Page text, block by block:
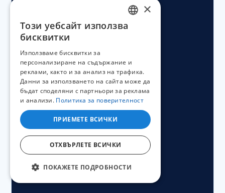
BULGARIAN
×
Този уебсайт използва
бисквитки
Използваме бисквитки за
персонализиране на съдържание и
реклами, както и за анализ на трафика.
Данни за използването на сайта може да
бъдат споделяни с партньори за реклама
и анализи. Политика за поверителност
ПРИЕМЕТЕ ВСИЧКИ
ОТХВЪРЛЕТЕ ВСИЧКИ
ПОКАЖЕТЕ ПОДРОБНОСТИ